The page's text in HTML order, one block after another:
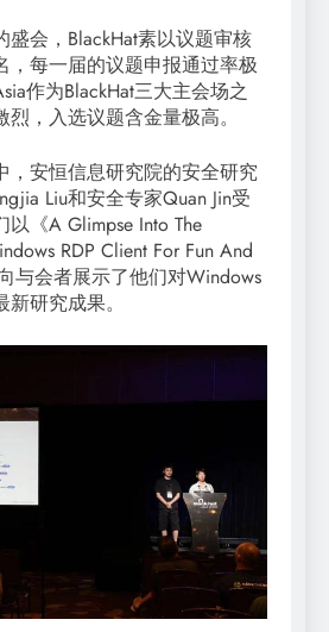
盛会，BlackHat素以议题审核
，每一届的议题申报通过率极
作为BlackHat三大主会场之
，入选议题含金量极高。
，安恒信息研究院的安全研究
Liu和安全专家Quan Jin受
《A Glimpse Into The
RDP Client For Fun And
与会者展示了他们对Windows
研究成果。